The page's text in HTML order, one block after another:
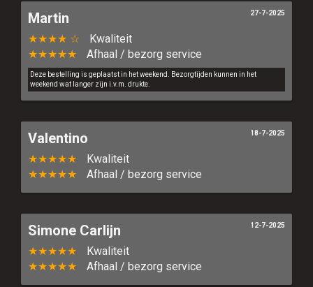
Martin
★★★★ ☆
Kwaliteit
★★★★★
Afhaal / bezorg service
Deze bestelling is geplaatst in het weekend. Bezorgtijden kunnen in het
weekend wat langer zijn i.v.m. drukte.
27-7-2025
Valentino
★★★★★
Kwaliteit
★★★★★
Afhaal / bezorg service
18-7-2025
Simone Carlijn
★★★★★
Kwaliteit
★★★★★
Afhaal / bezorg service
12-7-2025